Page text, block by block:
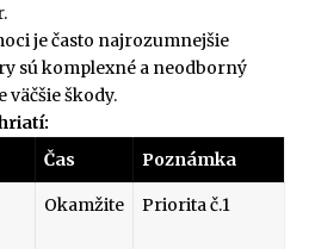
je často najrozumnejšie
sú komplexné a neodborný
väčšie škody.
Čas Poznámka
Okamžite Priorita č.1